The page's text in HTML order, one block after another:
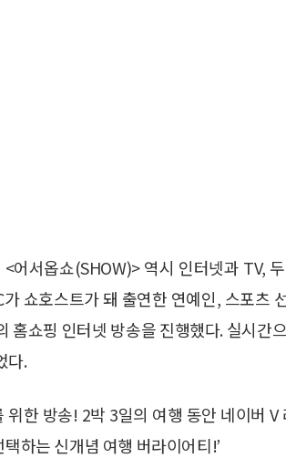
어서옵쇼(SHOW)> 역시 인터넷과 TV,
쇼호스트가 돼 출연한 연예인, 스포츠
홈쇼핑 인터넷 방송을 진행했다. 실시간
다.
위한 방송! 2박 3일의 여행 동안 네이버
하는 신개념 여행 버라이어티!’